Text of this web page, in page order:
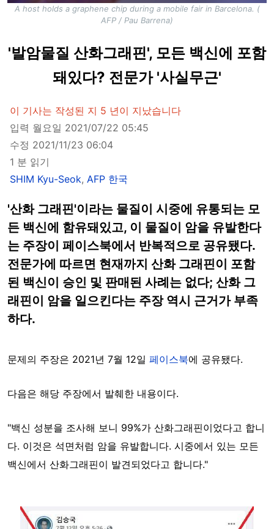
A host holds a graphene chip during a mobile fair in Barcelona. (
AFP / Pau Barrena)
'발암물질 산화그래핀', 모든 백신에 포함
돼있다? 전문가 '사실무근'
이 기사는 작성된 지 5 년이 지났습니다
입력 월요일 2021/07/22 05:45
수정 2021/11/23 06:04
1 분 읽기
SHIM Kyu-Seok, AFP 한국
'산화 그래핀'이라는 물질이 시중에 유통되는 모
든 백신에 함유돼있고, 이 물질이 암을 유발한다
는 주장이 페이스북에서 반복적으로 공유됐다.
전문가에 따르면 현재까지 산화 그래핀이 포함
된 백신이 승인 및 판매된 사례는 없다; 산화 그
래핀이 암을 일으킨다는 주장 역시 근거가 부족
하다.
문제의 주장은 2021년 7월 12일 페이스북에 공유됐다.
다음은 해당 주장에서 발췌한 내용이다.
"백신 성분을 조사해 보니 99%가 산화그래핀이었다고 합니
다. 이것은 석면처럼 암을 유발합니다. 시중에서 있는 모든
백신에서 산화그래핀이 발견되었다고 합니다."
Image